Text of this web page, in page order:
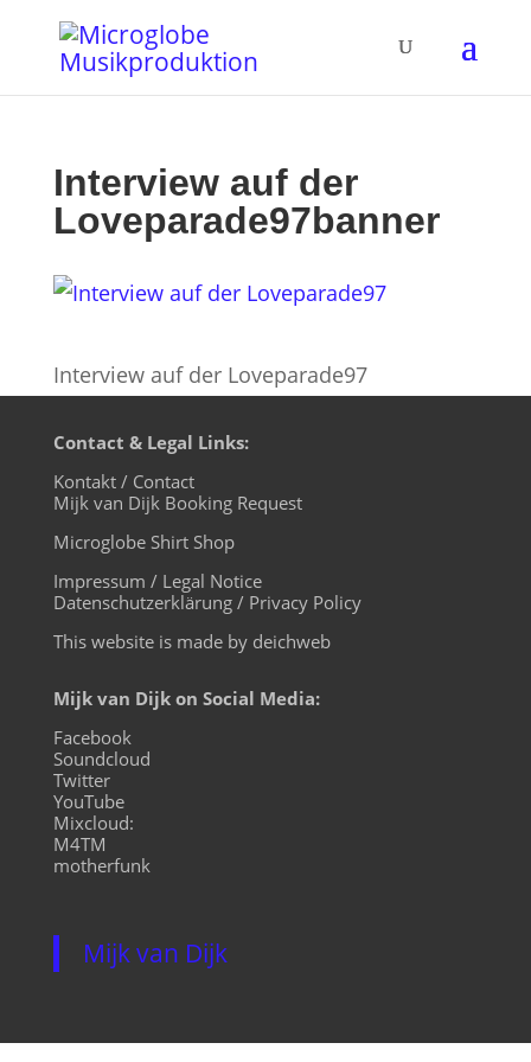
Interview auf der
Loveparade97banner
Interview auf der Loveparade97
Contact & Legal Links:
Kontakt / Contact
Mijk van Dijk Booking Request
Microglobe Shirt Shop
Impressum / Legal Notice
Datenschutzerklärung / Privacy Policy
This website is made by deichweb
Mijk van Dijk on Social Media:
Facebook
Soundcloud
Twitter
YouTube
Mixcloud:
M4TM
motherfunk
Mijk van Dijk